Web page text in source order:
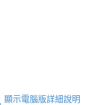
顯示電腦版詳細說明